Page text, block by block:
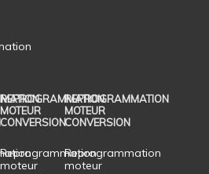
REPROGRAMMATION
MOTEUR
CONVERSION
Reprogrammation
moteur
REPROGRAMMATION
MOTEUR
CONVERSION
Reprogrammation
moteur